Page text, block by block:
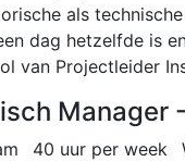
als
dag hetzelfde is
van Projectleider
Manager
40 uur per week